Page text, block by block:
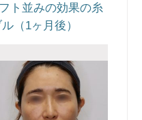
ト並みの効果の糸
（1ヶ月後）